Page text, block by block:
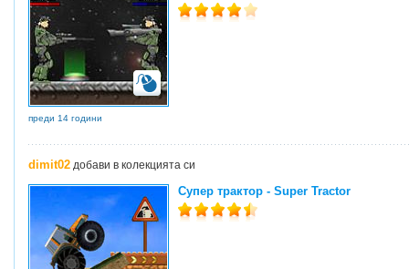
преди 14 години
dimit02 добави в колекцията си
Супер трактор - Super Tractor